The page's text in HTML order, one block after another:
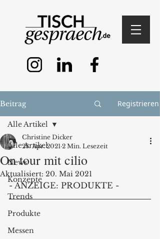
Beitrag Registrieren
Alle Artikel
News
Konzepte
Trends
Produkte
Messen
Alle Artikel
On tour mit cilio
Christine Dicker
28. Apr. 2021 2 Min. Lesezeit
Aktualisiert: 20. Mai 2021
- ANZEIGE: PRODUKTE -